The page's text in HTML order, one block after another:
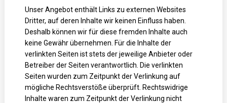
Unser Angebot enthält Links zu externen Websites
Dritter, auf deren Inhalte wir keinen Einfluss haben.
Deshalb können wir für diese fremden Inhalte auch
keine Gewähr übernehmen. Für die Inhalte der
verlinkten Seiten ist stets der jeweilige Anbieter oder
Betreiber der Seiten verantwortlich. Die verlinkten
Seiten wurden zum Zeitpunkt der Verlinkung auf
mögliche Rechtsverstöße überprüft. Rechtswidrige
Inhalte waren zum Zeitpunkt der Verlinkung nicht